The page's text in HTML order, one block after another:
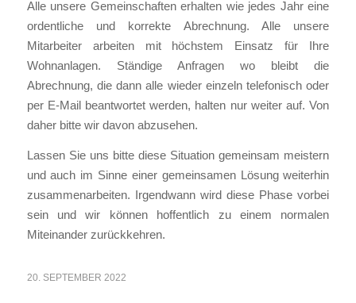
Alle unsere Gemeinschaften erhalten wie jedes Jahr eine
ordentliche und korrekte Abrechnung. Alle unsere
Mitarbeiter arbeiten mit höchstem Einsatz für Ihre
Wohnanlagen. Ständige Anfragen wo bleibt die
Abrechnung, die dann alle wieder einzeln telefonisch oder
per E-Mail beantwortet werden, halten nur weiter auf. Von
daher bitte wir davon abzusehen.
Lassen Sie uns bitte diese Situation gemeinsam meistern
und auch im Sinne einer gemeinsamen Lösung weiterhin
zusammenarbeiten. Irgendwann wird diese Phase vorbei
sein und wir können hoffentlich zu einem normalen
Miteinander zurückkehren.
20. SEPTEMBER 2022